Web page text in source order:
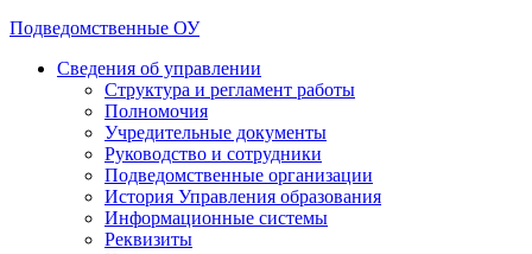
Подведомственные ОУ
Сведения об управлении
Структура и регламент работы
Полномочия
Учредительные документы
Руководство и сотрудники
Подведомственные организации
История Управления образования
Информационные системы
Реквизиты